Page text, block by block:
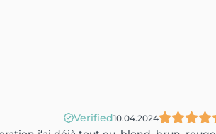
Verified10.04.2024